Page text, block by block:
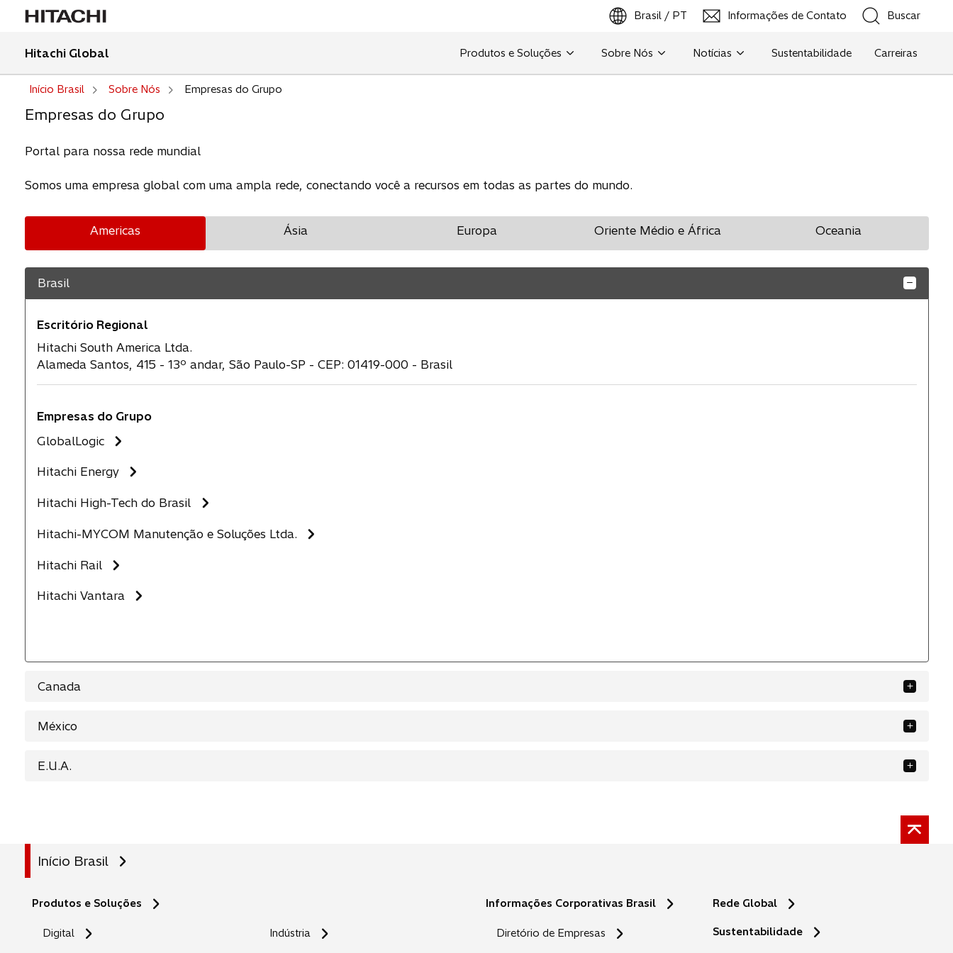
Brasil / PT Informações de Contato
r
g
u
Buscar
Buscar
Hitachi Global Produtos e Soluções Sobre Nós Notícias Sustentabilidade Carreiras
Início Brasil Sobre Nós Empresas do Grupo
Empresas do Grupo
Portal para nossa rede mundial
Somos uma empresa global com uma ampla rede, conectando você a recursos em todas as partes do mundo.
Americas Ásia Europa Oriente Médio e África Oceania
Brasil
Escritório Regional
Hitachi South America Ltda.
Alameda Santos, 415 - 13º andar, São Paulo-SP - CEP: 01419-000 - Brasil
Empresas do Grupo
GlobalLogic
Hitachi Energy
Hitachi High-Tech do Brasil
Hitachi-MYCOM Manutenção e Soluções Ltda.
Hitachi Rail
Hitachi Vantara
Canada
México
E.U.A.
Início Brasil
Produtos e Soluções
Digital Indústria
Informações Corporativas Brasil
Diretório de Empresas
Rede Global
Sustentabilidade